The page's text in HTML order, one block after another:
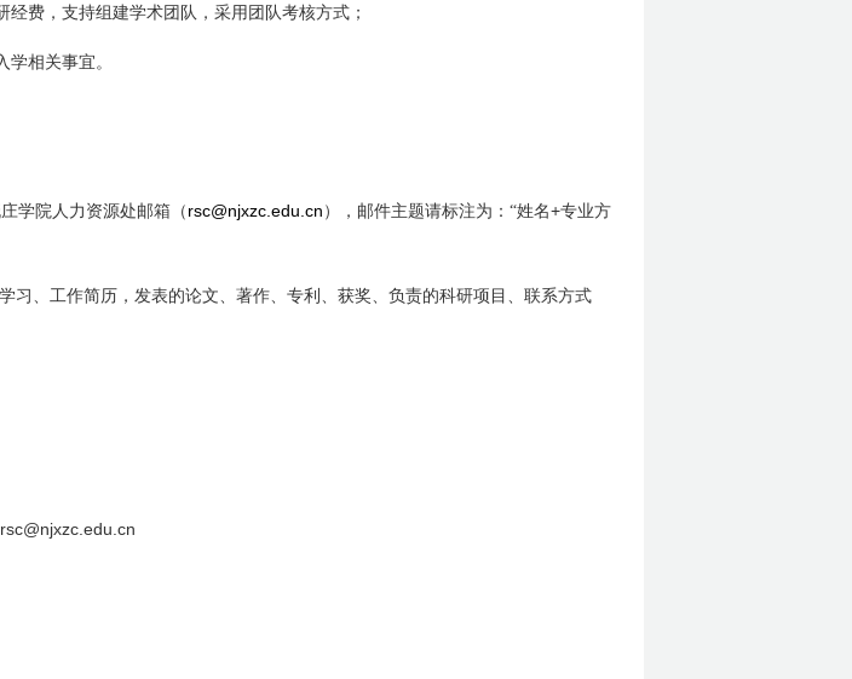
费，支持组建学术团队，采用团队考核方式；
相关事宜。
学院人力资源处邮箱（ rsc@njxzc.edu.cn ） ， 邮件主题请标注为：“姓名+专业方
习、工作简历，发表的论文、著作、专利、获奖、负责的科研项目、联系方式
rsc@njxzc.edu.cn